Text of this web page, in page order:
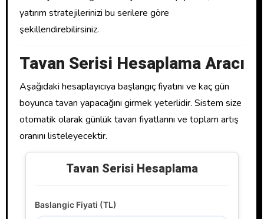
yatırım stratejilerinizi bu serilere göre
şekillendirebilirsiniz.
Tavan Serisi Hesaplama Aracı
Aşağıdaki hesaplayıcıya başlangıç fiyatını ve kaç gün
boyunca tavan yapacağını girmek yeterlidir. Sistem size
otomatik olarak günlük tavan fiyatlarını ve toplam artış
oranını listeleyecektir.
Tavan Serisi Hesaplama
Baslangic Fiyati (TL)